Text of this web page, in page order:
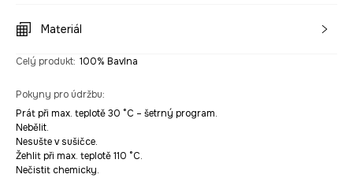
Materiál
Celý produkt: 100% Bavlna
Pokyny pro údržbu:
Prát při max. teplotě 30 °C – šetrný program.
Nebělit.
Nesušte v sušičce.
Žehlit při max. teplotě 110 °C.
Nečistit chemicky.